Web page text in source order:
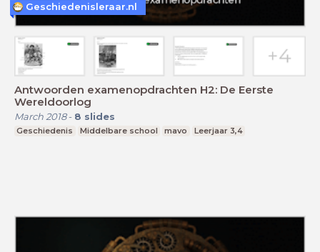
Antwoorden examenopdrachten H2: De Eerste
Wereldoorlog
March 2018- 8 slides
Geschiedenis Middelbare school mavo Leerjaar 3,4
Geschiedenisleraar.nl